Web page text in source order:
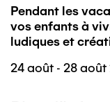
Pendant les
vos enfants à
ludiques et
24 août - 28 août